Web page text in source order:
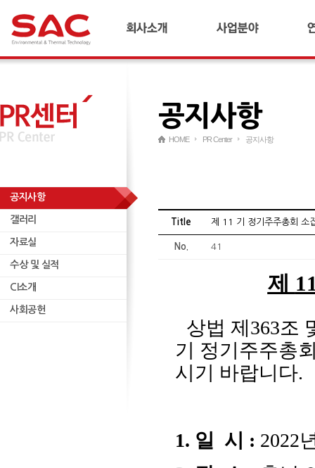
회사소개
경영이념 및 비전
국내외 네트워크
합금철플랜트
AI 다이캐스팅 플랜트
리사이클링 플랜트
기
공지사항
갤러리
갤러리
자료실
자료실
수상 및 실적
수상 및 실적
CI소개
CI소개
사회공헌
사회공헌
공지사항
HOME PR Center 공지사항
Title 제 11 기 정기주주총회 소
No. 41
제
상법 제 363조
기 정기주주총
시기 바랍니다.
1. 일 시 : 2022